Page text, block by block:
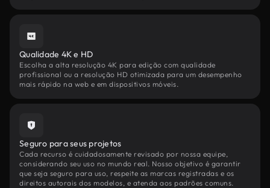
Qualidade 4K e HD
Escolha a alta resolução 4K para edição com qualidade
profissional ou a resolução HD otimizada para um desempenho
mais rápido na web e em dispositivos móveis.
Seguro para seus projetos
Cada recurso é cuidadosamente revisado por nossa equipe,
considerando seu uso no mundo real. Nosso objetivo é garantir
que seja seguro para uso, respeite as marcas registradas e os
direitos autorais dos modelos, e atenda aos padrões comuns.